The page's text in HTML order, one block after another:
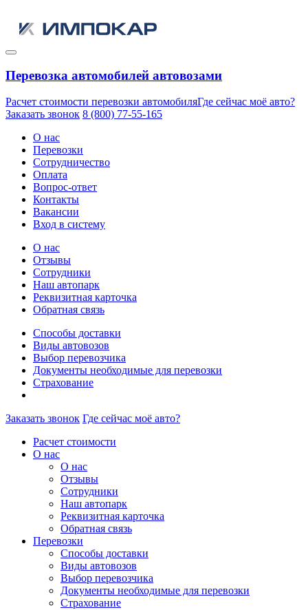
Перевозка автомобилей автовозами
Расчет стоимости перевозки автомобиляГде сейчас моё авто?
Заказать звонок 8 (800) 77-55-165
О нас
Перевозки
Сотрудничество
Оплата
Вопрос-ответ
Контакты
Вакансии
Вход в систему
О нас
Отзывы
Сотрудники
Наш автопарк
Реквизитная карточка
Обратная связь
Способы доставки
Виды автовозов
Выбор перевозчика
Документы необходимые для перевозки
Страхование
Заказать звонок Где сейчас моё авто?
Расчет стоимости
О нас
О нас
Отзывы
Сотрудники
Наш автопарк
Реквизитная карточка
Обратная связь
Перевозки
Способы доставки
Виды автовозов
Выбор перевозчика
Документы необходимые для перевозки
Страхование